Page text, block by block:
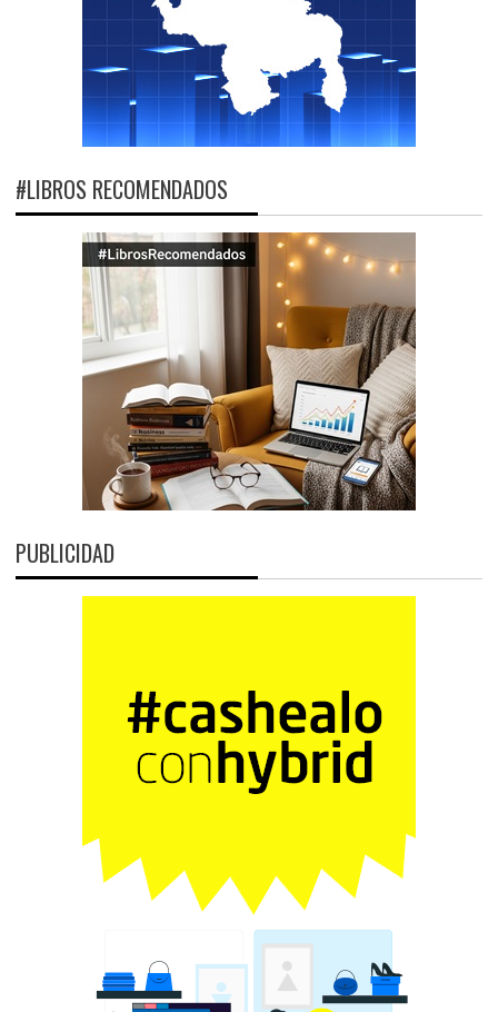
#LIBROS RECOMENDADOS
PUBLICIDAD